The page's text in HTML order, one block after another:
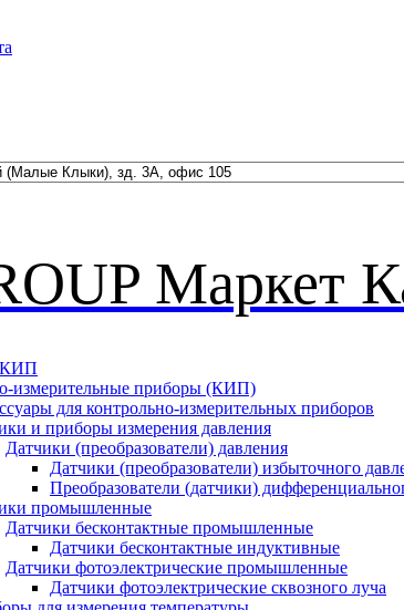
КИП
измерительные приборы (КИП)
для контрольно-измерительных приборов
и приборы измерения давления
Датчики (преобразователи) давления
Датчики (преобразователи) избыточного
Преобразователи (датчики)
промышленные
Датчики бесконтактные промышленные
Датчики бесконтактные индуктивные
Датчики фотоэлектрические промышленные
Датчики фотоэлектрические сквозного луча